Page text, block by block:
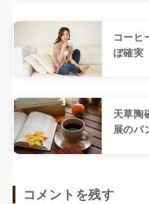
コーヒ
ぼ確実
天草陶
展のパ
コメントを残す